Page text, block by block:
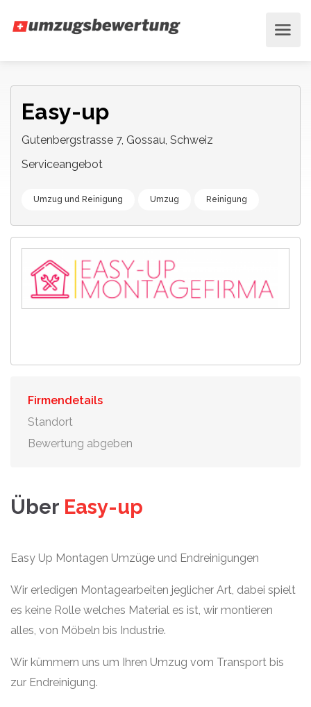
Easy-up
Gutenbergstrasse 7, Gossau, Schweiz
Serviceangebot
Umzug und Reinigung Umzug Reinigung
Firmendetails
Standort
Bewertung abgeben
Über Easy-up
Easy Up Montagen Umzüge und Endreinigungen
Wir erledigen Montagearbeiten jeglicher Art, dabei spielt
es keine Rolle welches Material es ist, wir montieren
alles, von Möbeln bis Industrie.
Wir kümmern uns um Ihren Umzug vom Transport bis
zur Endreinigung.